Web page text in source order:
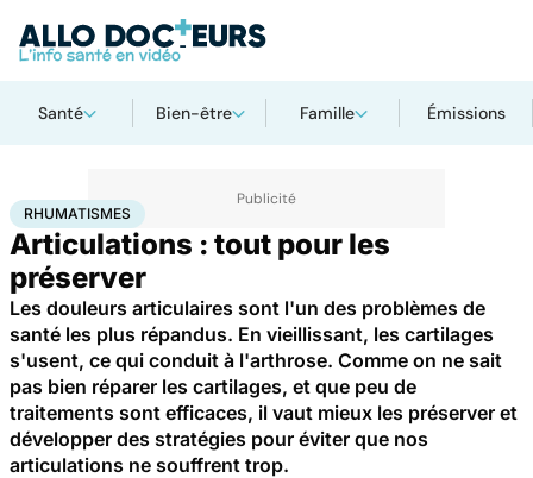
Santé Bien-être Famille Émissions
AccueilBien-être Sport santé Rhumatismes
RHUMATISMES
Articulations : tout pour les
préserver
Les douleurs articulaires sont l'un des problèmes de
santé les plus répandus. En vieillissant, les cartilages
s'usent, ce qui conduit à l'arthrose. Comme on ne sait
pas bien réparer les cartilages, et que peu de
traitements sont efficaces, il vaut mieux les préserver et
développer des stratégies pour éviter que nos
articulations ne souffrent trop.